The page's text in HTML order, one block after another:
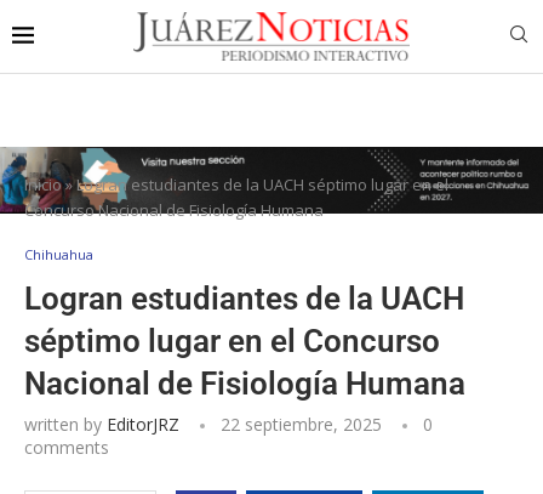
Inicio»Logran estudiantes de la UACH séptimo lugar en el
Concurso Nacional de Fisiología Humana
Chihuahua
Logran estudiantes de la UACH
séptimo lugar en el Concurso
Nacional de Fisiología Humana
written by EditorJRZ 22 septiembre, 2025
0
comments